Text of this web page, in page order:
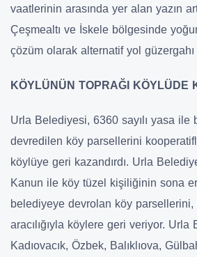
vaatlerinin arasında yer alan yazın
Çeşmealtı ve İskele bölgesinde yoğun
çözüm olarak alternatif yol güzergahı
KÖYLÜNÜN TOPRAĞI KÖYLÜDE
Urla Belediyesi, 6360 sayılı yasa ile
devredilen köy parsellerini
köylüye geri kazandırdı. Urla
Kanun ile köy tüzel kişiliğinin sona
belediyeye devrolan köy parsellerini,
aracılığıyla köylere geri veriyor. Urla
Kadıovacık, Özbek, Balıklıova,